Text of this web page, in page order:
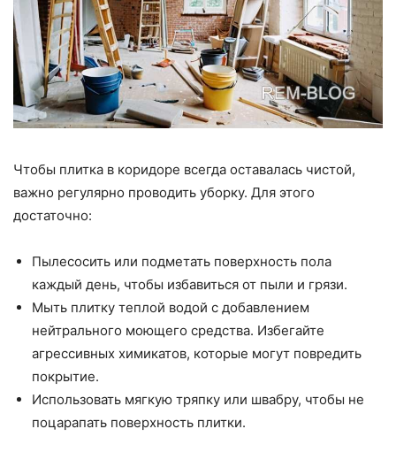
Чтобы плитка в коридоре всегда оставалась чистой,
важно регулярно проводить уборку. Для этого
достаточно:
Пылесосить или подметать поверхность пола
каждый день, чтобы избавиться от пыли и грязи.
Мыть плитку теплой водой с добавлением
нейтрального моющего средства. Избегайте
агрессивных химикатов, которые могут повредить
покрытие.
Использовать мягкую тряпку или швабру, чтобы не
поцарапать поверхность плитки.